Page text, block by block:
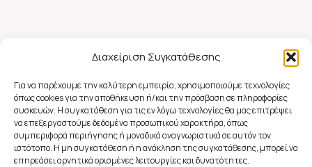
Διαχείριση Συγκατάθεσης
Για να παρέχουμε την καλύτερη εμπειρία, χρησιμοποιούμε τεχνολογίες
όπως cookies για την αποθήκευση ή/και την πρόσβαση σε πληροφορίες
συσκευών. Η συγκατάθεση για τις εν λόγω τεχνολογίες θα μας επιτρέψει
να επεξεργαστούμε δεδομένα προσωπικού χαρακτήρα, όπως
συμπεριφορά περιήγησης ή μοναδικά αναγνωριστικά σε αυτόν τον
ιστότοπο. Η μη συγκατάθεση ή η ανάκληση της συγκατάθεσης, μπορεί να
επηρεάσει αρνητικά ορισμένες λειτουργίες και δυνατότητες.